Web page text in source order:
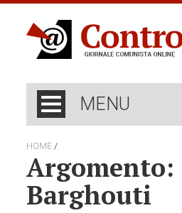
MENU
HOME /
Argomento:
Barghouti